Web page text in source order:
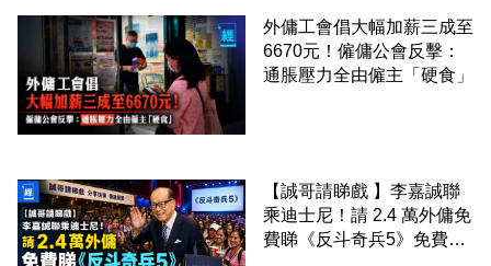
外傭工會倡大幅加薪三成至
6670元！僱傭公會反擊：
通脹壓力全由僱主「硬食」
【誠哥請睇戲 】李嘉誠聯
乘迪士尼！請 2.4 萬外傭免
費睇《反斗奇兵5》免費包